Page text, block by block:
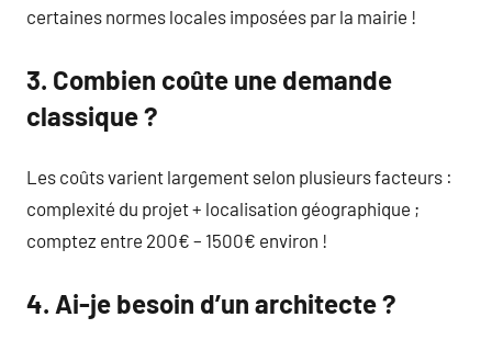
certaines normes locales imposées par la mairie !
3. Combien coûte une demande
classique ?
Les coûts varient largement selon plusieurs facteurs :
complexité du projet + localisation géographique ;
comptez entre 200€ – 1500€ environ !
4. Ai-je besoin d’un architecte ?